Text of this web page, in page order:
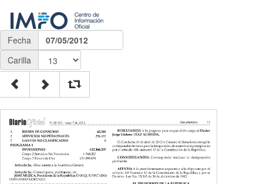
Fecha
07/05/2012
Carilla